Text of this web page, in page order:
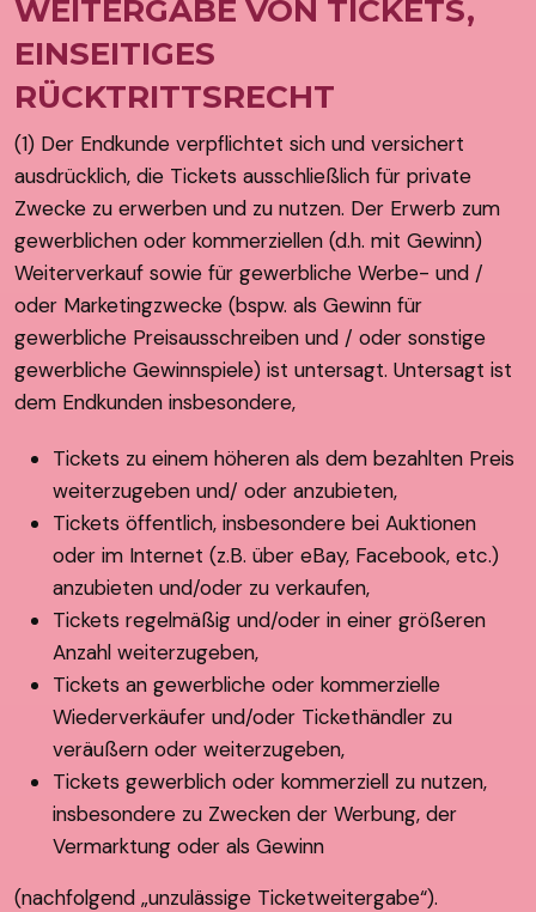
WEITERGABE VON TICKETS,
EINSEITIGES
RÜCKTRITTSRECHT
(1) Der Endkunde verpflichtet sich und versichert
ausdrücklich, die Tickets ausschließlich für private
Zwecke zu erwerben und zu nutzen. Der Erwerb zum
gewerblichen oder kommerziellen (d.h. mit Gewinn)
Weiterverkauf sowie für gewerbliche Werbe- und /
oder Marketingzwecke (bspw. als Gewinn für
gewerbliche Preisausschreiben und / oder sonstige
gewerbliche Gewinnspiele) ist untersagt. Untersagt ist
dem Endkunden insbesondere,
Tickets zu einem höheren als dem bezahlten Preis
weiterzugeben und/ oder anzubieten,
Tickets öffentlich, insbesondere bei Auktionen
oder im Internet (z.B. über eBay, Facebook, etc.)
anzubieten und/oder zu verkaufen,
Tickets regelmäßig und/oder in einer größeren
Anzahl weiterzugeben,
Tickets an gewerbliche oder kommerzielle
Wiederverkäufer und/oder Tickethändler zu
veräußern oder weiterzugeben,
Tickets gewerblich oder kommerziell zu nutzen,
insbesondere zu Zwecken der Werbung, der
Vermarktung oder als Gewinn
(nachfolgend „unzulässige Ticketweitergabe“).